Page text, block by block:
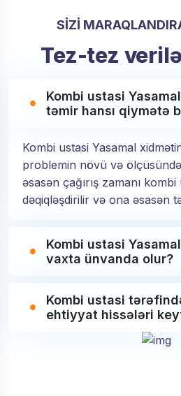
SİZİ
Tez-tez
Kombi ustasi
təmir hansı qiymətə
Kombi ustasi Yasamal
problemin növü və
əsasən çağırış zamanı kombi
dəqiqləşdirilir və ona əsasən
Kombi ustasi
vaxta ünvanda olur?
Kombi ustasi
ehtiyyat hissələri